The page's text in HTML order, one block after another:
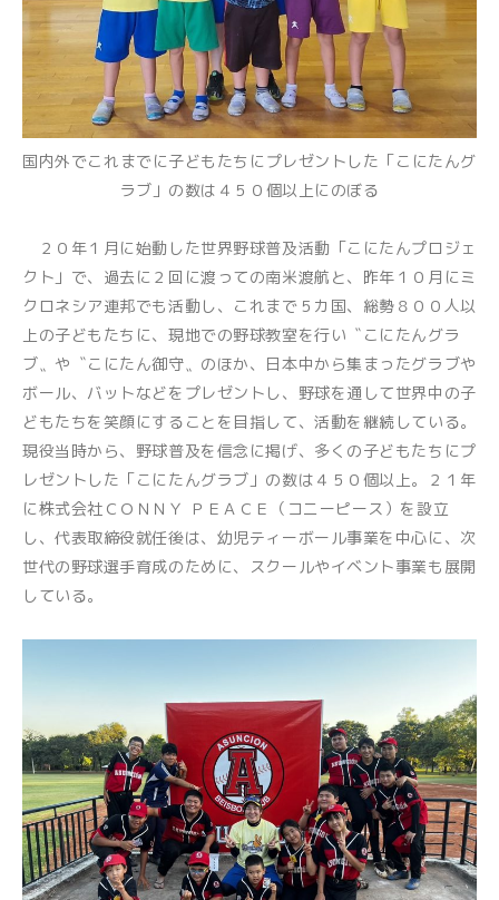
国内外でこれまでに子どもたちにプレゼントした「こにたんグ
ラブ」の数は４５０個以上にのぼる
２０年１月に始動した世界野球普及活動「こにたんプロジェ
クト」で、過去に２回に渡っての南米渡航と、昨年１０月にミ
クロネシア連邦でも活動し、これまで５カ国、総勢８００人以
上の子どもたちに、現地での野球教室を行い〝こにたんグラ
ブ〟や〝こにたん御守〟のほか、日本中から集まったグラブや
ボール、バットなどをプレゼントし、野球を通して世界中の子
どもたちを笑顔にすることを目指して、活動を継続している。
現役当時から、野球普及を信念に掲げ、多くの子どもたちにプ
レゼントした「こにたんグラブ」の数は４５０個以上。２１年
に株式会社ＣＯＮＮＹ ＰＥＡＣＥ（コニーピース）を設立
し、代表取締役就任後は、幼児ティーボール事業を中心に、次
世代の野球選手育成のために、スクールやイベント事業も展開
している。